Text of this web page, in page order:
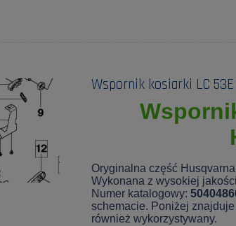
Wspornik kosiarki LC
Oryginalna część
Wykonana z wysokiej
Numer katalogowy:
schemacie. Poniżej
również wykorzystywany.